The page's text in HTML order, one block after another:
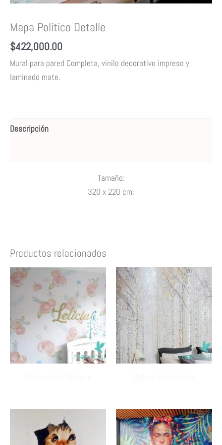
Mapa Político Detalle
$422,000.00
Mural para pared Completa, vinilo decorativo impreso y
laminado mate.
Descripción
Tamaño:
320 x 220 cm.
Productos relacionados